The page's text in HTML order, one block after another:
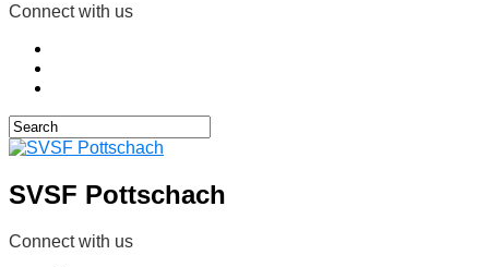
Connect with us
SVSF Pottschach
Connect with us